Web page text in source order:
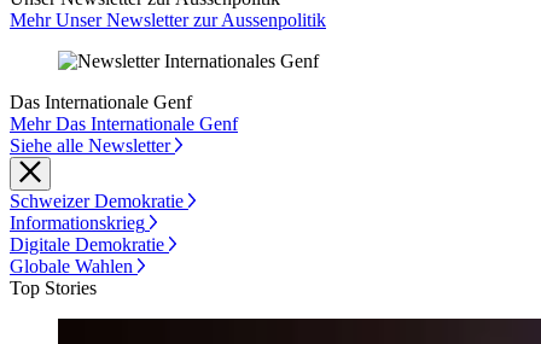
Mehr Unser Newsletter zur Aussenpolitik
Das Internationale Genf
Mehr Das Internationale Genf
Siehe alle Newsletter
Schweizer Demokratie
Informationskrieg
Digitale Demokratie
Globale Wahlen
Top Stories